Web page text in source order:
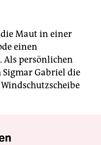
Maut in einer
einen
persönlichen
Sigmar Gabriel die